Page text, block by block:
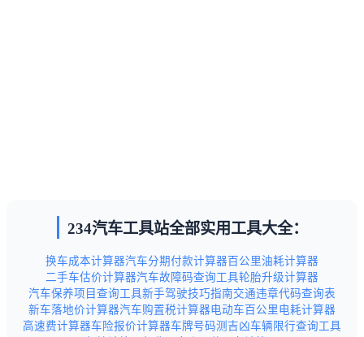
234汽车工具站全部实用工具大全：
换车成本计算器汽车分期付款计算器 百公里油耗计算器
二手车估价计算器汽车故障码查询工具轮胎升级计算器
汽车保养项目查询工具新手驾驶技巧指南交通违章代码查询表
新车落地价计算器汽车购置税计算器电动车百公里电耗计算器
高速费计算器车险报价计算器车牌号码测吉凶车辆限行查询工具